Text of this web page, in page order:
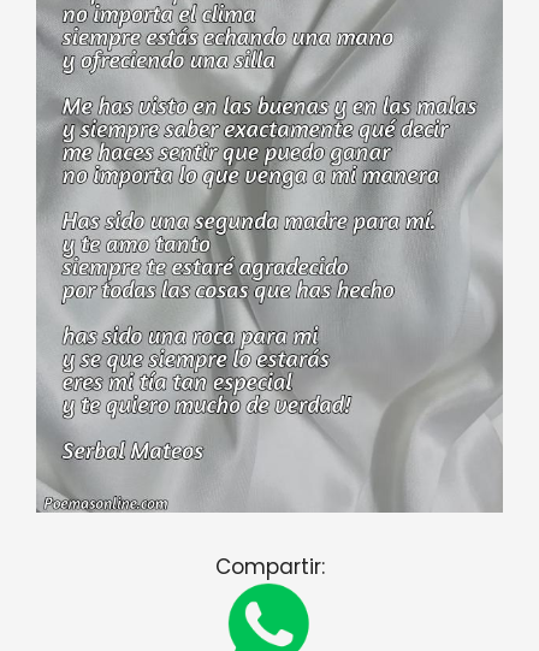
Compartir: